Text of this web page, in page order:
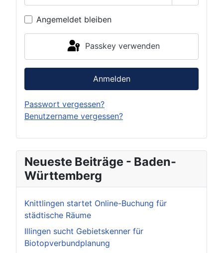
Passwort
Angemeldet bleiben
Passkey verwenden
Anmelden
Passwort vergessen?
Benutzername vergessen?
Neueste Beiträge - Baden-
Württemberg
Knittlingen startet Online-Buchung für
städtische Räume
Illingen sucht Gebietskenner für
Biotopverbundplanung